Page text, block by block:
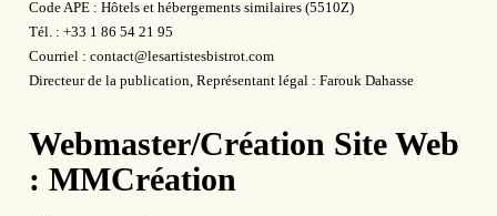
Code APE : Hôtels et hébergements similaires (5510Z)
Tél. : +33 1 86 54 21 95
Courriel : contact@lesartistesbistrot.com
Directeur de la publication, Représentant légal : Farouk Dahasse
Webmaster/Création Site Web
: MMCréation